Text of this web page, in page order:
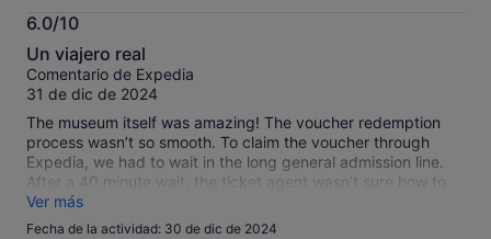
información
sobre
nuestros
comentarios
contrastados.
6.0/10
6.0
sobre
10
Un viajero real
Comentario de Expedia
31 de dic de 2024
The museum itself was amazing! The voucher redemption
process wasn’t so smooth. To claim the voucher through
Expedia, we had to wait in the long general admission line.
After a 40 minute wait, the ticket agent wasn’t sure how to
process the redemption code and had to call a manager.
From there, I had to send an email with the voucher codes to
Ver más
Fecha de la actividad: 30 de dic de 2024